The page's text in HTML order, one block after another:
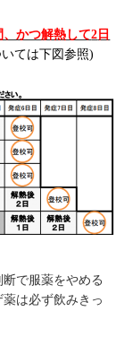
、かつ解熱して2 日
ては下図参照)
で服薬をやめる
は必ず飲みきっ